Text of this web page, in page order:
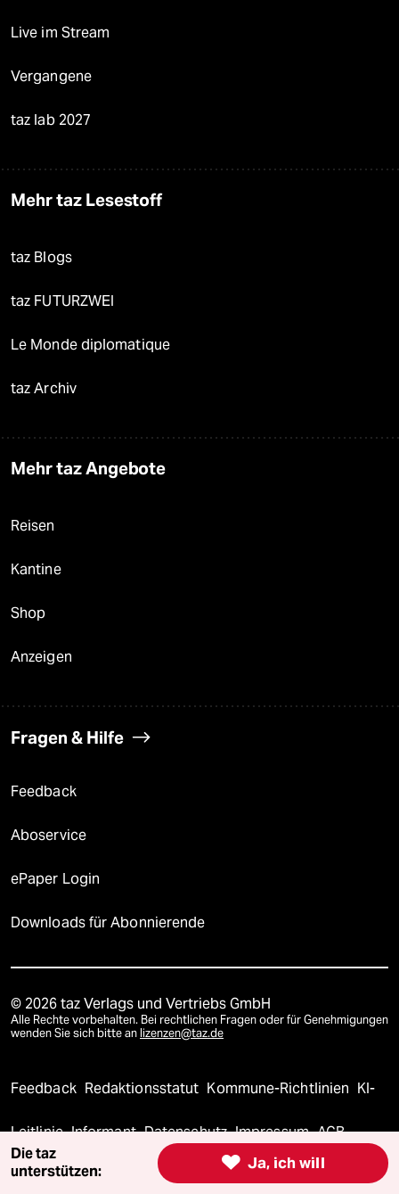
Live im Stream
Vergangene
taz lab 2027
Mehr taz Lesestoff
taz Blogs
taz FUTURZWEI
Le Monde diplomatique
taz Archiv
Mehr taz Angebote
Reisen
Kantine
Shop
Anzeigen
Fragen & Hilfe
Feedback
Aboservice
ePaper Login
Downloads für Abonnierende
© 2026 taz Verlags und Vertriebs GmbH
Alle Rechte vorbehalten. Bei rechtlichen Fragen oder für Genehmigungen
wenden Sie sich bitte an lizenzen@taz.de
Feedback Redaktionsstatut Kommune-Richtlinien KI-
Leitlinie Informant Datenschutz Impressum AGB
Seitenwende Einwilligungen widerrufen (Ads)
 Ja, ich will
Die taz
unterstützen: